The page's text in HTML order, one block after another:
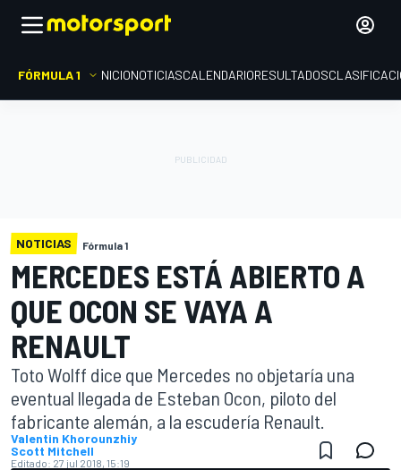
FÓRMULA 1 INICIONOTICIASCALENDARIORESULTADOS
NOTICIAS Fórmula 1
MERCEDES ESTÁ ABIERTO A
QUE OCON SE VAYA A
RENAULT
Toto Wolff dice que Mercedes no objetaría una
eventual llegada de Esteban Ocon, piloto del
fabricante alemán, a la escudería Renault.
Valentin Khorounzhiy
Scott Mitchell
Editado: 27 jul 2018, 15:19